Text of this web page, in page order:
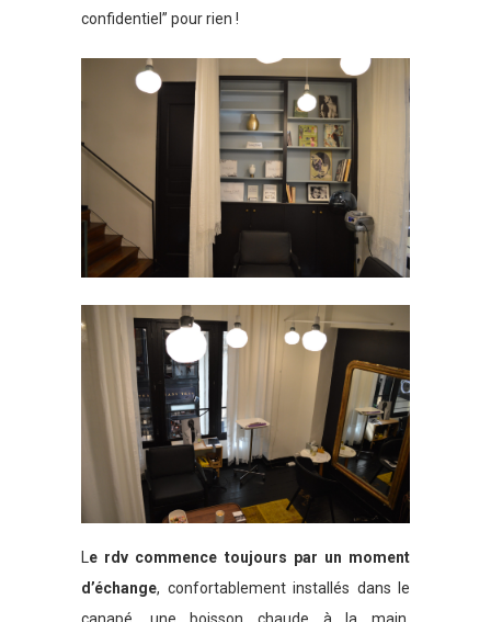
confidentiel” pour rien !
e rdv commence toujours par un moment
d’échange, confortablement installés dans le